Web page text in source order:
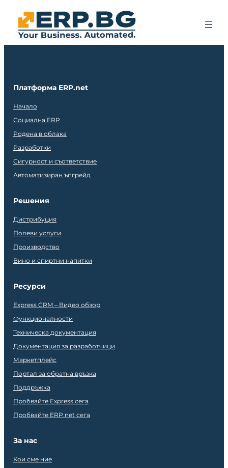
Платформа ERP.net
Начало
Социална ERP
Родена в облака
Разработки
Сигурност и съответствие
Автоматизиран ъпгрейд
Решения
Дистрибуция
Полеви услуги
Производство
Вино и спиртни напитки
Ресурси
Express CRM – Видео обзор
Функционалности
Техническа документация
Документация за разработчици
Маркетплейс
Портал за обратна връзка
Поддръжка
Пробвайте Express сега
Пробвайте ERP.net сега
За нас
Кои сме ние